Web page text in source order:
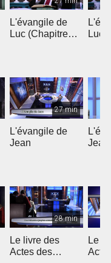
L'évangile de
Luc (Chapitre
Luc
27 min
L'évangile de
Jean
Jean
28 min
Le livre des
Actes des
Le